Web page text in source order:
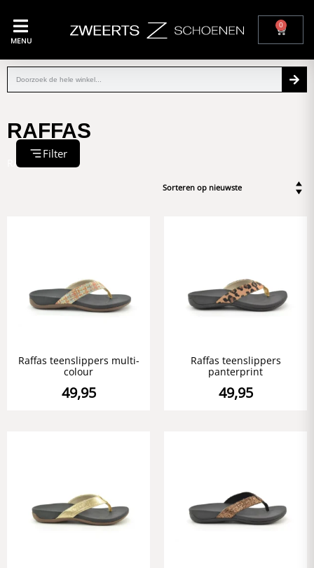
MENU
0
RAFFAS
RAFFAS
Filter
Raffas teenslippers multi-
colour
49,95
Raffas teenslippers
panterprint
49,95